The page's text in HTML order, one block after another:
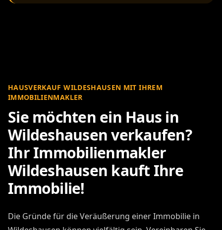
HAUSVERKAUF WILDESHAUSEN MIT IHREM
IMMOBILIENMAKLER
Sie möchten ein Haus in
Wildeshausen verkaufen?
Ihr Immobilienmakler
Wildeshausen kauft Ihre
Immobilie!
Die Gründe für die Veräußerung einer Immobilie in